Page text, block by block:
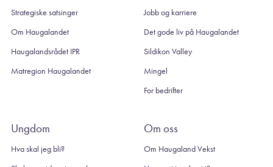
Strategiske satsinger
Om Haugalandet
Haugalandsrådet IPR
Matregion Haugalandet
Jobb og karriere
Det gode liv på Haugalandet
Sildikon Valley
Mingel
For bedrifter
Ungdom
Hva skal jeg bli?
Om oss
Om Haugaland Vekst